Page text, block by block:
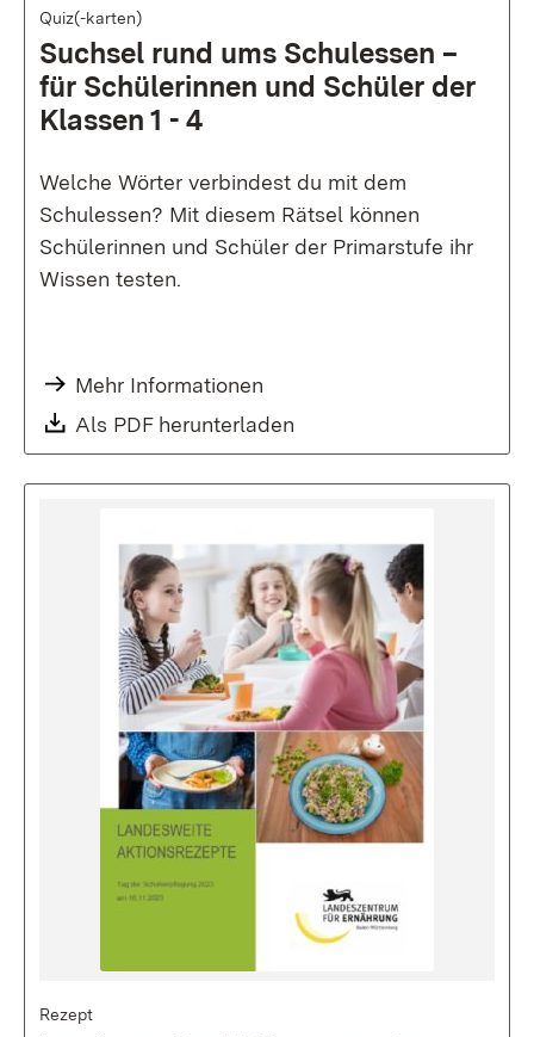
Quiz(-karten)
Suchsel rund ums Schul­essen –
für Schüler­innen und Schüler der
Klassen 1 - 4
Welche Wörter verbindest du mit dem
Schulessen? Mit diesem Rätsel können
Schülerinnen und Schüler der Primarstufe ihr
Wissen testen.
Mehr Informationen
Download:
Als PDF herunterladen
Rezept